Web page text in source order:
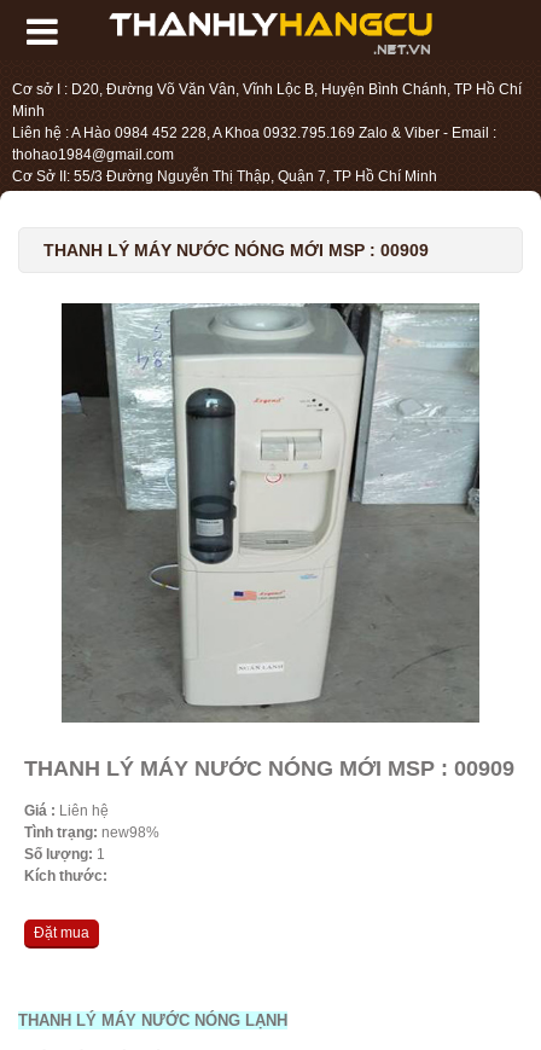
Cơ sở I : D20, Đường Võ Văn Vân, Vĩnh Lộc B, Huyện Bình Chánh, TP Hồ Chí
Minh
Liên hệ : A Hào 0984 452 228, A Khoa 0932.795.169 Zalo & Viber - Email :
thohao1984@gmail.com
Cơ Sở II: 55/3 Đường Nguyễn Thị Thập, Quận 7, TP Hồ Chí Minh
THANH LÝ MÁY NƯỚC NÓNG MỚI MSP : 00909
THANH LÝ MÁY NƯỚC NÓNG MỚI MSP : 00909
Giá : Liên hệ
Tình trạng: new98%
Số lượng: 1
Kích thước:
Đặt mua
THANH LÝ MÁY NƯỚC NÓNG LẠNH